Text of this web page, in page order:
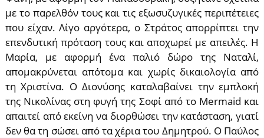
με το παρελθόν τους και τις εξωσυζυγικές περιπέτειες
που είχαν. Λίγο αργότερα, ο Στράτος απορρίπτει την
επενδυτική πρόταση τους και αποχωρεί με απειλές. Η
Μαρία, με αφορμή ένα παλιό δώρο της Ναταλί,
απομακρύνεται απότομα και χωρίς δικαιολογία από
τη Χριστίνα. Ο Διονύσης καταλαβαίνει την εμπλοκή
της Νικολίνας στη φυγή της Σοφί από το Mermaid και
απαιτεί από εκείνη να διορθώσει την κατάσταση, γιατί
δεν θα τη σώσει από τα χέρια του Δημητρού. Ο Παύλος